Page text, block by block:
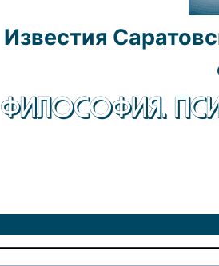
Известия
ФИЛОСОФИЯ.